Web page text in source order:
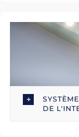
DE